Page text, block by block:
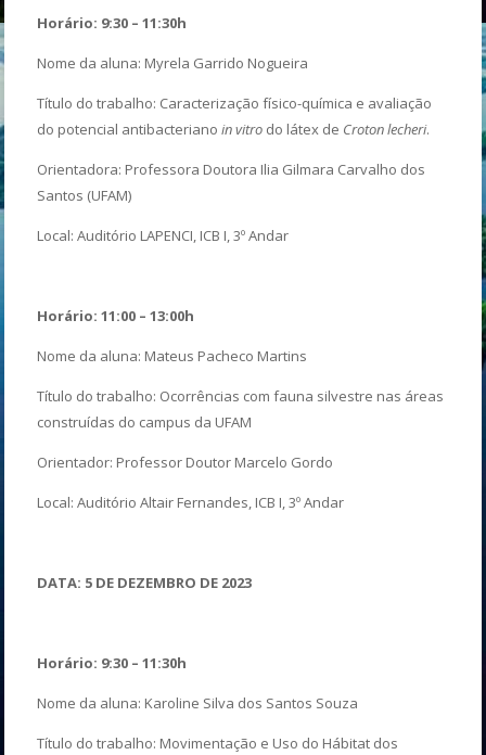
Horário: 9:30 – 11:30h
Nome da aluna: Myrela Garrido Nogueira
Título do trabalho: Caracterização físico-química e avaliação
do potencial antibacterianoin vitro do látex de Croton lecheri.
Orientadora: Professora Doutora Ilia Gilmara Carvalho dos
Santos (UFAM)
Local: Auditório LAPENCI, ICB I, 3º Andar
Horário: 11:00 – 13:00h
Nome da aluna: Mateus Pacheco Martins
Título do trabalho: Ocorrências com fauna silvestre nas áreas
construídas do campus da UFAM
Orientador: Professor Doutor Marcelo Gordo
Local: Auditório Altair Fernandes, ICB I, 3º Andar
DATA: 5 DE DEZEMBRO DE 2023
Horário: 9:30 – 11:30h
Nome da aluna: Karoline Silva dos Santos Souza
Título do trabalho: Movimentação e Uso do Hábitat dos